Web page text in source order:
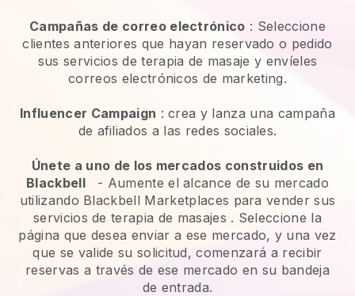
Campañas de correo electrónico : Seleccione
clientes anteriores que hayan reservado o pedido
sus servicios de terapia de masaje y envíeles
correos electrónicos de marketing.
Influencer Campaign : crea y lanza una campaña
de afiliados a las redes sociales.
Únete a uno de los mercados construidos en
Blackbell
- Aumente el alcance de su mercado
utilizando Blackbell Marketplaces para vender sus
servicios de terapia de masajes . Seleccione la
página que desea enviar a ese mercado, y una vez
que se valide su solicitud, comenzará a recibir
reservas a través de ese mercado en su bandeja
de entrada.